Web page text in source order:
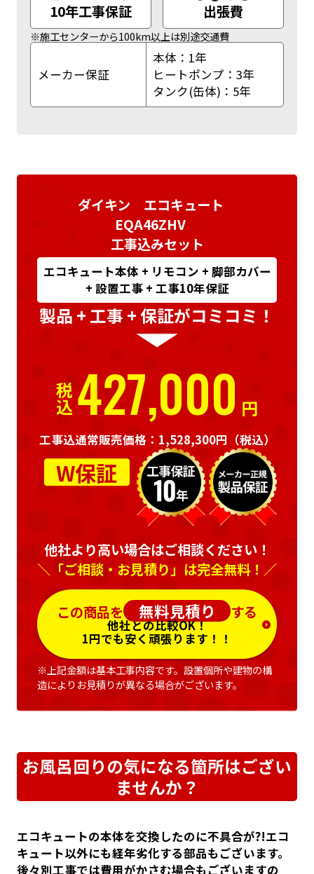
10年工事保証 出張費
※施工センターから100km以上は別途交通費
メーカー保証
本体：1年
ヒートポンプ：3年
タンク(缶体)：5年
ダイキン エコキュート
EQA46ZHV
工事込みセット
エコキュート本体 + リモコン + 脚部カバー
+ 設置工事 + 工事10年保証
製品 + 工事 + 保証がコミコミ！
W保証
税込427,000 円
工事込通常販売価格：1,528,300円 （税込）
他社より高い場合はご相談ください！
＼「ご相談・お見積り」は完全無料！／
この商品を 無料見積り する
他社との比較OK！
1円でも安く頑張ります！！
※上記金額は基本工事内容です。設置個所や建物の構
造によりお見積りが異なる場合がございます。
お風呂回りの気になる箇所はござい
ませんか？
エコキュートの本体を交換したのに不具合が?!エコ
キュート以外にも経年劣化する部品もございます。
後々別工事では費用がかさむ場合もございますの